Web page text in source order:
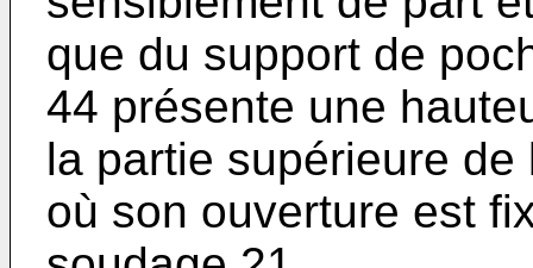
que du support de
44 présente une
la partie supérieure
où son ouverture est